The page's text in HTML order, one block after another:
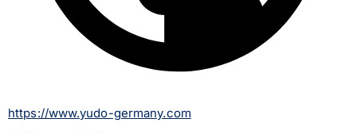
https://www.yudo-germany.com